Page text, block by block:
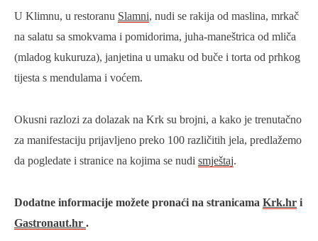
U Klimnu, u restoranu Slamni, nudi se rakija od maslina, mrkač
na salatu sa smokvama i pomidorima, juha-maneštrica od mliča
(mladog kukuruza), janjetina u umaku od buče i torta od prhkog
tijesta s mendulama i voćem.
Okusni razlozi za dolazak na Krk su brojni, a kako je trenutačno
za manifestaciju prijavljeno preko 100 različitih jela, predlažemo
da pogledate i stranice na kojima se nudi smještaj.
Dodatne informacije možete pronaći na stranicama Krk.hr i
Gastronaut.hr .